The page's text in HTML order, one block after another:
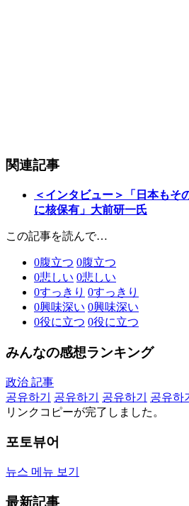
関連記事
＜インタビュー＞「日本もそ
に核保有」大前研一氏
この記事を読んで…
0腹立つ 0腹立つ
0悲しい 0悲しい
0すっきり 0すっきり
0興味深い 0興味深い
0役に立つ 0役に立つ
みんなの感想ランキング
政治 記事
공유하기
공유하기 공유하기 공유하
リンクコピーが完了しました。
포토뷰어
뉴스 메뉴 보기
最新記事